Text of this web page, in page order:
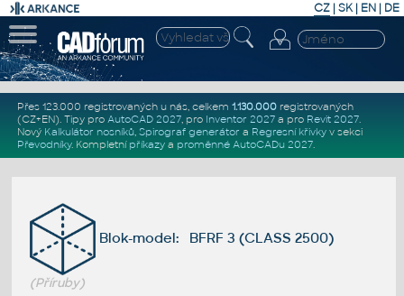
CZ | SK| EN | DE
Přes 123.000 registrovaných u nás, celkem 1.130.000registrovaných
(CZ+EN). Tipy pro AutoCAD 2027, pro Inventor 2027a pro Revit 2027.
Nový Kalkulátor nosníků, Spirograf generátor a Regresní křivkyv sekci
Převodníky. Kompletní příkazya proměnné AutoCADu 2027.
Blok-model: BFRF 3 (CLASS 2500)
(Příruby)